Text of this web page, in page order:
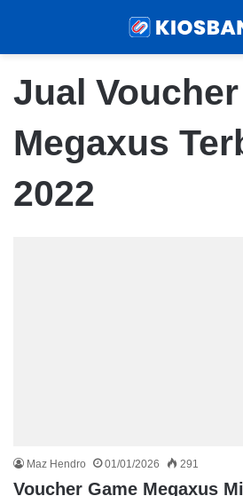
Jual Voucher
Megaxus
2022
Maz Hendro 01/01/2026 291
Voucher Game Megaxus